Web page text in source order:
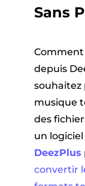
Sans
depuis
souhaitez
musique
des
un
DeezPlus
convertir